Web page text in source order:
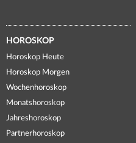
HOROSKOP
Horoskop Heute
Horoskop Morgen
Wochenhoroskop
Monatshoroskop
Jahreshoroskop
Partnerhoroskop